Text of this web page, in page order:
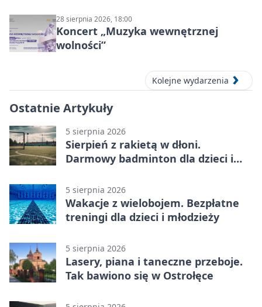
28 sierpnia 2026, 18:00
Koncert „Muzyka wewnętrznej
wolności”
Kolejne wydarzenia
Ostatnie Artykuły
5 sierpnia 2026
Sierpień z rakietą w dłoni.
Darmowy badminton dla dzieci i
5 sierpnia 2026
Wakacje z wielobojem. Bezpłatne
treningi dla dzieci i młodzieży
5 sierpnia 2026
Lasery, piana i taneczne przeboje.
Tak bawiono się w Ostrołęce